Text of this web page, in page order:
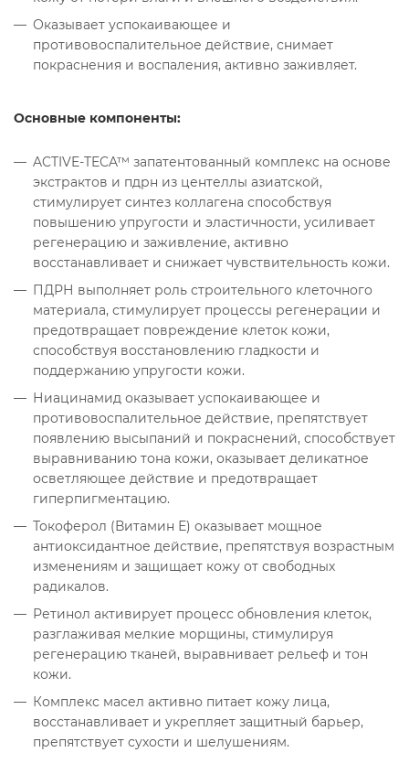
Оказывает успокаивающее и
противовоспалительное действие, снимает
покраснения и воспаления, активно заживляет.
Основные компоненты:
ACTIVE-TECA™ запатентованный комплекс на основе
экстрактов и пдрн из центеллы азиатской,
стимулирует синтез коллагена способствуя
повышению упругости и эластичности, усиливает
регенерацию и заживление, активно
восстанавливает и снижает чувствительность кожи.
ПДРН выполняет роль строительного клеточного
материала, стимулирует процессы регенерации и
предотвращает повреждение клеток кожи,
способствуя восстановлению гладкости и
поддержанию упругости кожи.
Ниацинамид оказывает успокаивающее и
противовоспалительное действие, препятствует
появлению высыпаний и покраснений, способствует
выравниванию тона кожи, оказывает деликатное
осветляющее действие и предотвращает
гиперпигментацию.
Токоферол (Витамин Е) оказывает мощное
антиоксидантное действие, препятствуя возрастным
изменениям и защищает кожу от свободных
радикалов.
Ретинол активирует процесс обновления клеток,
разглаживая мелкие морщины, стимулируя
регенерацию тканей, выравнивает рельеф и тон
кожи.
Комплекс масел активно питает кожу лица,
восстанавливает и укрепляет защитный барьер,
препятствует сухости и шелушениям.